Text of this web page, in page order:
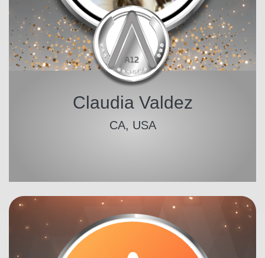
Claudia Valdez
CA, USA